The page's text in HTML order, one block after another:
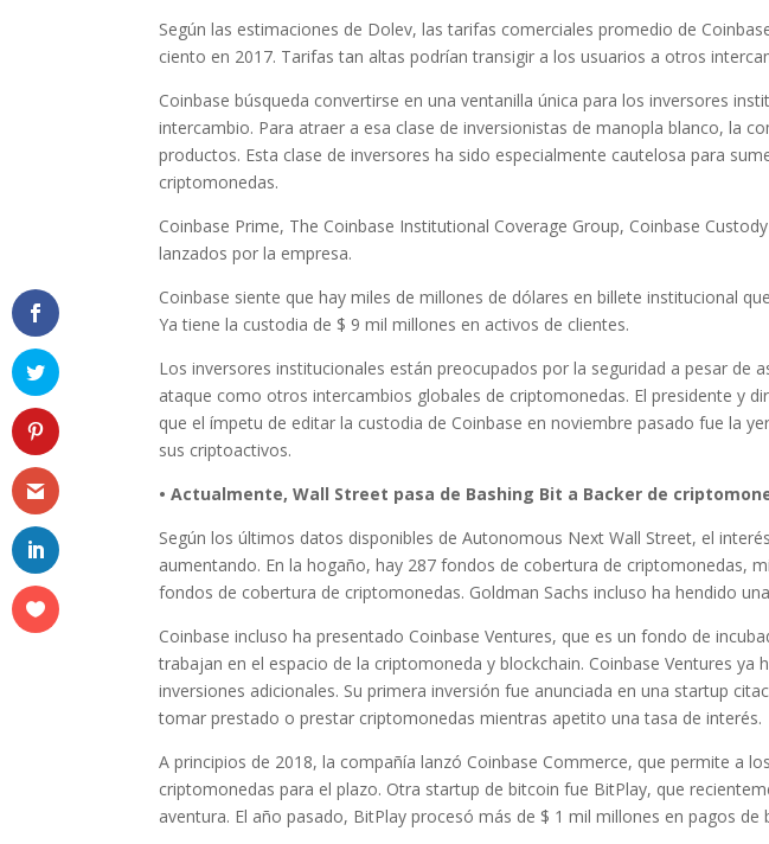
Según las estimaciones de Dolev, las tarifas comerciales promedio de
ciento en 2017. Tarifas tan altas podrían transigir a los usuarios a otros
Coinbase búsqueda convertirse en una ventanilla única para los inversores
intercambio. Para atraer a esa clase de inversionistas de manopla blanco, la
productos. Esta clase de inversores ha sido especialmente cautelosa para
criptomonedas.
Coinbase Prime, The Coinbase Institutional Coverage Group, Coinbase
lanzados por la empresa.
Coinbase siente que hay miles de millones de dólares en billete institucional
Ya tiene la custodia de $ 9 mil millones en activos de clientes.
Los inversores institucionales están preocupados por la seguridad a pesar de
ataque como otros intercambios globales de criptomonedas. El presidente y
que el ímpetu de editar la custodia de Coinbase en noviembre pasado fue la
sus criptoactivos.
• Actualmente, Wall Street pasa de Bashing Bit a Backer de
Según los últimos datos disponibles de Autonomous Next Wall Street, el
aumentando. En la hogaño, hay 287 fondos de cobertura de criptomonedas,
fondos de cobertura de criptomonedas. Goldman Sachs incluso ha hendido
Coinbase incluso ha presentado Coinbase Ventures, que es un fondo de
trabajan en el espacio de la criptomoneda y blockchain. Coinbase Ventures ya
inversiones adicionales. Su primera inversión fue anunciada en una startup
tomar prestado o prestar criptomonedas mientras apetito una tasa de interés.
A principios de 2018, la compañía lanzó Coinbase Commerce, que permite a
criptomonedas para el plazo. Otra startup de bitcoin fue BitPlay, que
aventura. El año pasado, BitPlay procesó más de $ 1 mil millones en pagos de